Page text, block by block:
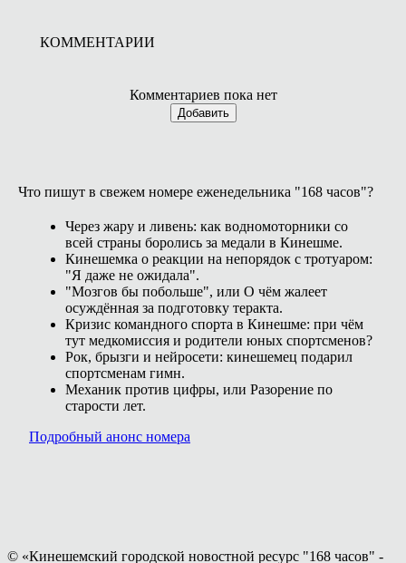
КОММЕНТАРИИ
Комментариев пока нет
Добавить
Что пишут в свежем номере еженедельника "168 часов"?
Через жару и ливень: как водномоторники со
всей страны боролись за медали в Кинешме.
Кинешемка о реакции на непорядок с тротуаром:
"Я даже не ожидала".
"Мозгов бы побольше", или О чём жалеет
осуждённая за подготовку теракта.
Кризис командного спорта в Кинешме: при чём
тут медкомиссия и родители юных спортсменов?
Рок, брызги и нейросети: кинешемец подарил
спортсменам гимн.
Механик против цифры, или Разорение по
старости лет.
Подробный анонс номера
© «Кинешемский городской новостной ресурс "168 часов" -